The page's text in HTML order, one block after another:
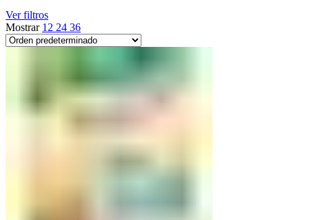
Ver filtros
Mostrar 12 24 36